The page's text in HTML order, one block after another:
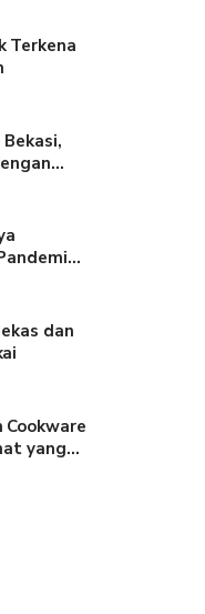
Terkena
dan
Cookware
yang…